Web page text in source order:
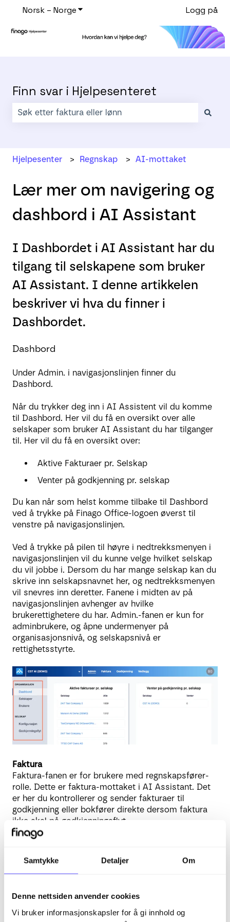
Samtykke Detaljer Om
Denne nettsiden anvender cookies
Vi bruker informasjonskapsler for å gi innhold og
Norsk – NorgeVis undermeny for oversettelserLogg på
Finn svar i Hjelpesenteret
Hjelpesenter Regnskap AI-mottaket
Lær mer om navigering og
dashbord i AI Assistant
I Dashbordet i AI Assistant har du
tilgang til selskapene som bruker
AI Assistant. I denne artikkelen
beskriver vi hva du finner i
Dashbordet.
Dashbord
Under Admin. i navigasjonslinjen finner du
Dashbord.
Når du trykker deg inn i AI Assistent vil du komme
til Dashbord. Her vil du få en oversikt over alle
selskaper som bruker AI Assistant du har tilganger
til. Her vil du få en oversikt over:
Aktive Fakturaer pr. Selskap
Venter på godkjenning pr. selskap
Du kan når som helst komme tilbake til Dashbord
ved å trykke på Finago Office-logoen øverst til
venstre på navigasjonslinjen.
Ved å trykke på pilen til høyre i nedtrekksmenyen i
navigasjonslinjen vil du kunne velge hvilket selskap
du vil jobbe i. Dersom du har mange selskap kan du
skrive inn selskapsnavnet her, og nedtrekksmenyen
vil snevres inn deretter. Fanene i midten av på
navigasjonslinjen avhenger av hvilke
brukerettighetere du har. Admin.-fanen er kun for
adminbrukere, og åpne undermenyer på
organisasjonsnivå, og selskapsnivå er
rettighetsstyrte.
Faktura
Faktura-fanen er for brukere med regnskapsfører-
rolle. Dette er faktura-mottaket i AI Assistant. Det
er her du kontrollerer og sender fakturaer til
godkjenning eller bokfører direkte dersom faktura
ikke skal på godkjenningsflyt.
I godkjenningsfanen ser du hvilke fakturaer som er
sendt til deg for godkjenning.
I vedleggsfanen finner du vedlegg som ikke kunne
behandles i AI Assistant